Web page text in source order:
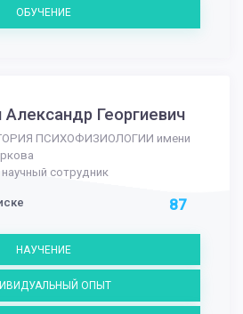
ОБУЧЕНИЕ
Александр Георгиевич
ПСИХОФИЗИОЛОГИИ имени
сотрудник
87
НАУЧЕНИЕ
ОПЫТ